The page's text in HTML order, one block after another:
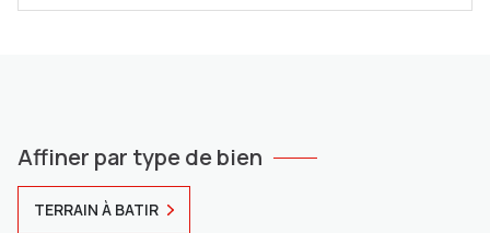
Affiner par type de bien
TERRAIN À BATIR